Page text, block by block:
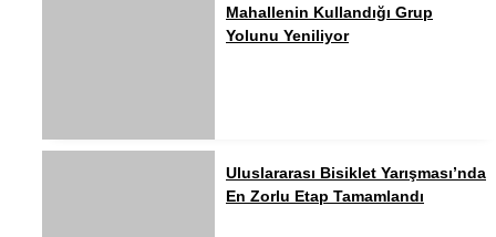
Mahallenin Kullandığı Grup
Yolunu Yeniliyor
Uluslararası Bisiklet Yarışması’nda
En Zorlu Etap Tamamlandı